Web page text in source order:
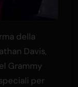
della
Davis,
Grammy
per